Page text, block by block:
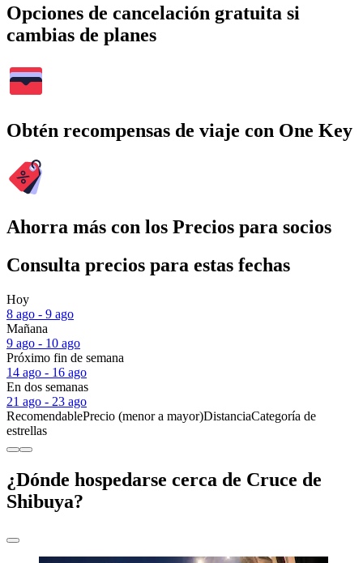
Opciones de cancelación gratuita si
cambias de planes
Obtén recompensas de viaje con One Key
Ahorra más con los Precios para socios
Consulta precios para estas fechas
Hoy
8 ago - 9 ago
Mañana
9 ago - 10 ago
Próximo fin de semana
14 ago - 16 ago
En dos semanas
21 ago - 23 ago
RecomendablePrecio (menor a mayor)DistanciaCategoría de
estrellas
¿Dónde hospedarse cerca de Cruce de
Shibuya?